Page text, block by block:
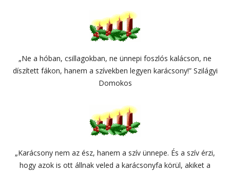
„Ne a hóban, csillagokban, ne ünnepi foszlós kalácson, ne
díszített fákon, hanem a szívekben legyen karácsony!” Szilágyi
Domokos
„Karácsony nem az ész, hanem a szív ünnepe. És a szív érzi,
hogy azok is ott állnak veled a karácsonyfa körül, akiket a